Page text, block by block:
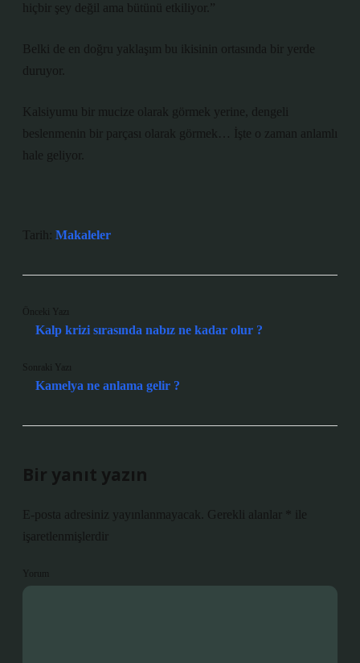
hiçbir şey değil ama bütünü etkiliyor.”
Belki de en doğru yaklaşım bu ikisinin ortasında bir yerde
duruyor.
Kalsiyumu bir mucize olarak görmek yerine, dengeli
beslenmenin bir parçası olarak görmek… İşte o zaman anlamlı
hale geliyor.
Tarih: Makaleler
Önceki Yazı
Kalp krizi sırasında nabız ne kadar olur ?
Sonraki Yazı
Kamelya ne anlama gelir ?
Bir yanıt yazın
E-posta adresiniz yayınlanmayacak. Gerekli alanlar
ile
işaretlenmişlerdir
Yorum